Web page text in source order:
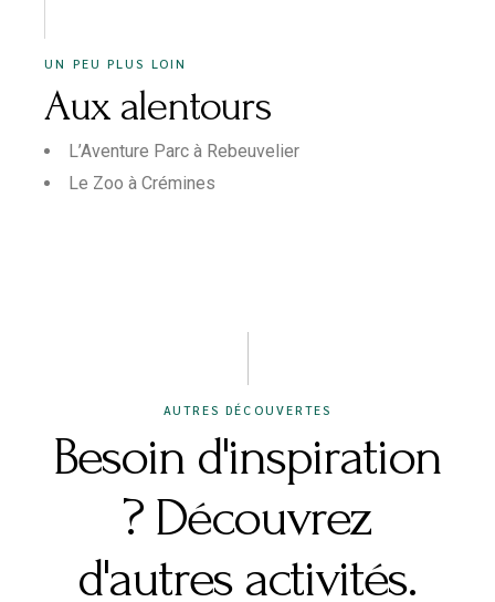
UN PEU PLUS LOIN
Aux alentours
L’Aventure Parc à Rebeuvelier
Le Zoo à Crémines
AUTRES DÉCOUVERTES
Besoin d'inspiration
? Découvrez
d'autres activités.